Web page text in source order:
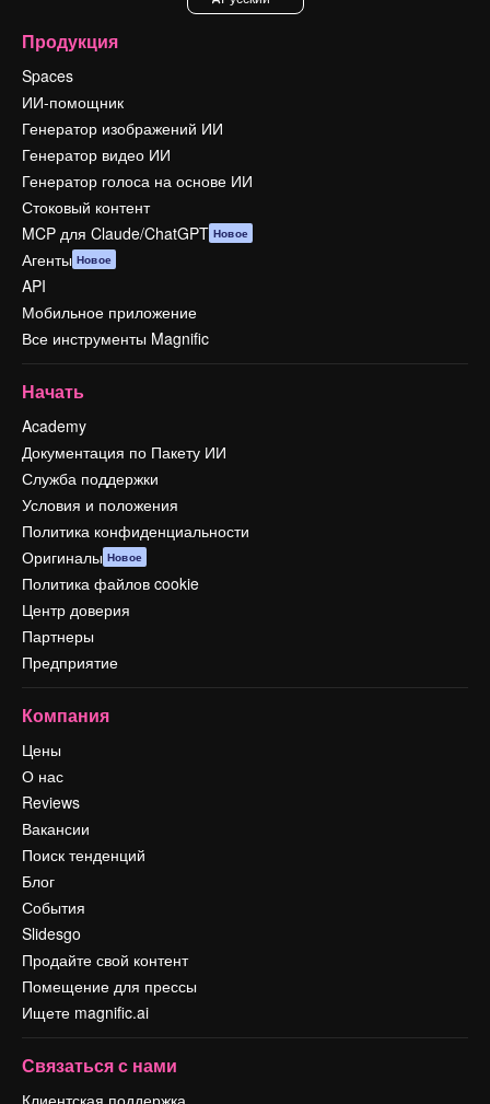
Продукция
Spaces
ИИ-помощник
Генератор изображений ИИ
Генератор видео ИИ
Генератор голоса на основе ИИ
Стоковый контент
MCP для Claude/ChatGPT Новое
Агенты Новое
API
Мобильное приложение
Все инструменты Magnific
Начать
Academy
Документация по Пакету ИИ
Служба поддержки
Условия и положения
Политика конфиденциальности
Оригиналы Новое
Политика файлов cookie
Центр доверия
Партнеры
Предприятие
Компания
Цены
О нас
Reviews
Вакансии
Поиск тенденций
Блог
События
Slidesgo
Продайте свой контент
Помещение для прессы
Ищете magnific.ai
Связаться с нами
Клиентская поддержка